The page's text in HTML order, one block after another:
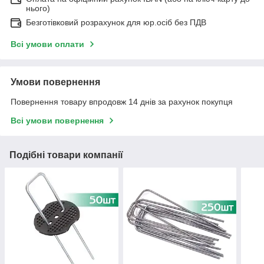
нього)
Безготівковий розрахунок для юр.осіб без ПДВ
Всі умови оплати
Умови повернення
Повернення товару впродовж 14 днів за рахунок покупця
Всі умови повернення
Подібні товари компанії